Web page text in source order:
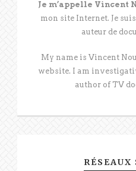
Je m’appelle Vincent
mon site Internet. Je
auteur de
My name is Vincent
website. I am
author of TV
RÉSEAUX